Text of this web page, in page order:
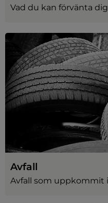
Vad du kan förvänta
Avfall
Avfall som uppkommit